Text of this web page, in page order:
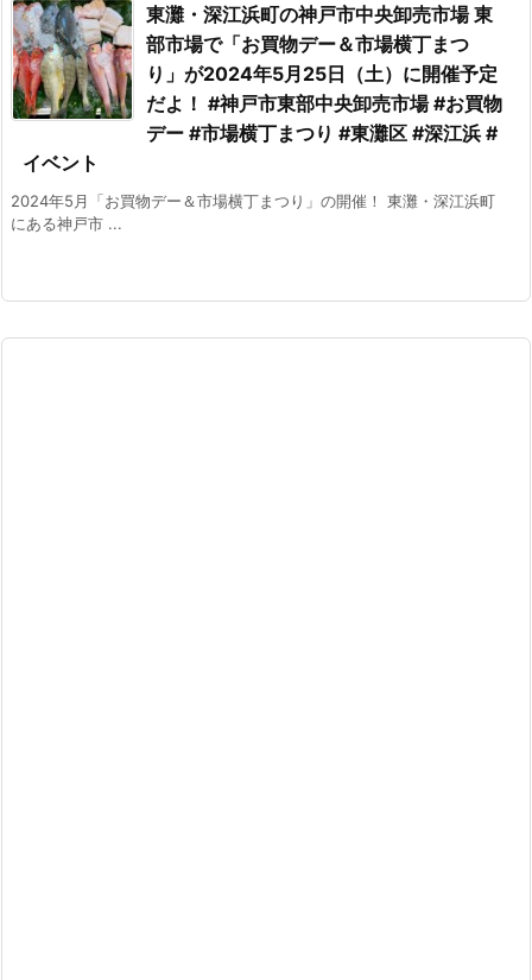
東灘・深江浜町の神戸市中央卸売市場 東
部市場で「お買物デー＆市場横丁まつ
り」が2024年5月25日（土）に開催予定
だよ！ #神戸市東部中央卸売市場 #お買物
デー #市場横丁まつり #東灘区 #深江浜 #
イベント
2024年5月「お買物デー＆市場横丁まつり」の開催！ 東灘・深江浜町
にある神戸市 ...